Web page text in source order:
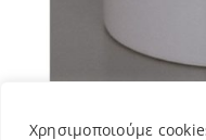
Χρησιμοποιούμε
ΦΛΙΤΖΑΝΙ ΠΑΓΩΤΟ